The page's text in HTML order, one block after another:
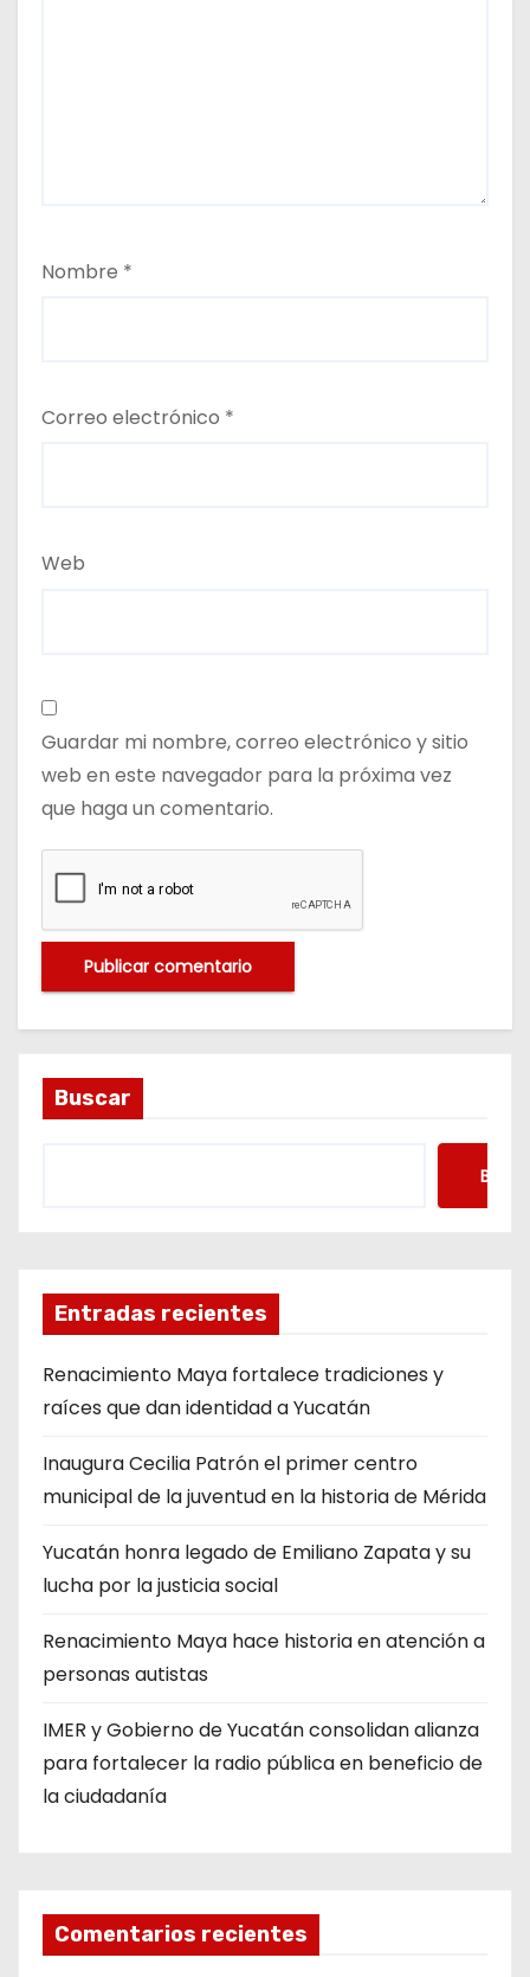
Nombre *
Correo electrónico *
Web
Guardar mi nombre, correo electrónico y sitio
web en este navegador para la próxima vez
que haga un comentario.
Buscar
Entradas recientes
Renacimiento Maya fortalece tradiciones y
raíces que dan identidad a Yucatán
Inaugura Cecilia Patrón el primer centro
municipal de la juventud en la historia de Mérida
Yucatán honra legado de Emiliano Zapata y su
lucha por la justicia social
Renacimiento Maya hace historia en atención a
personas autistas
IMER y Gobierno de Yucatán consolidan alianza
para fortalecer la radio pública en beneficio de
la ciudadanía
Comentarios recientes